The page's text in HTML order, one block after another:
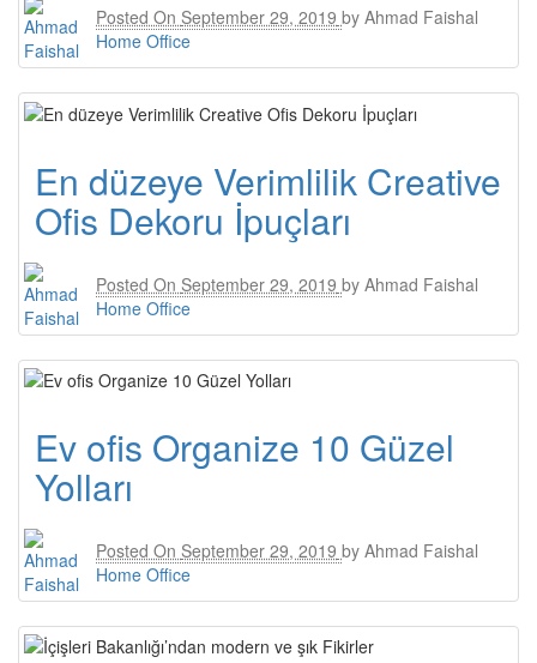
Posted On September 29, 2019 by Ahmad Faishal
Home Office
En düzeye Verimlilik Creative
Ofis Dekoru İpuçları
Posted On September 29, 2019 by Ahmad Faishal
Home Office
Ev ofis Organize 10 Güzel
Yolları
Posted On September 29, 2019 by Ahmad Faishal
Home Office